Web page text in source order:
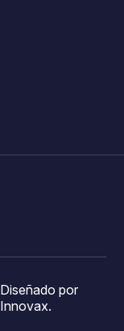
Diseñado por
Innovax.